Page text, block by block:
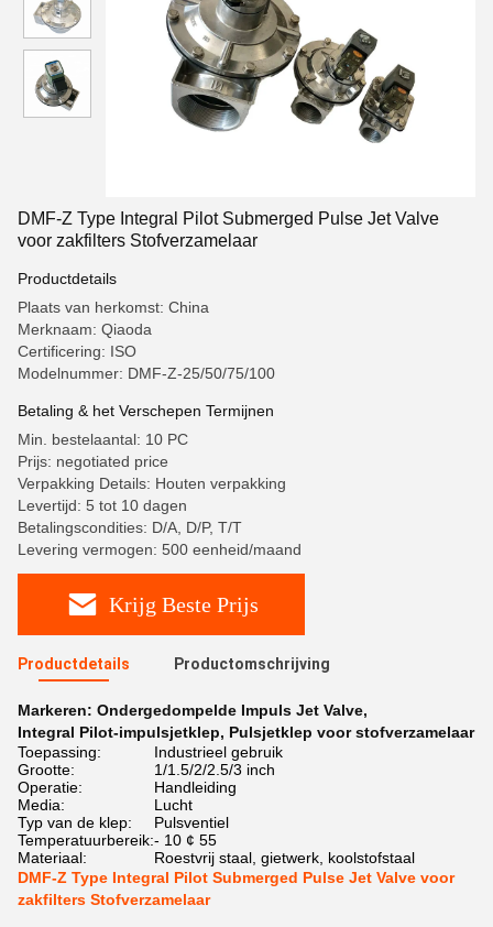
DMF-Z Type Integral Pilot Submerged Pulse Jet Valve
voor zakfilters Stofverzamelaar
Productdetails
Plaats van herkomst: China
Merknaam: Qiaoda
Certificering: ISO
Modelnummer: DMF-Z-25/50/75/100
Betaling & het Verschepen Termijnen
Min. bestelaantal: 10 PC
Prijs: negotiated price
Verpakking Details: Houten verpakking
Levertijd: 5 tot 10 dagen
Betalingscondities: D/A, D/P, T/T
Levering vermogen: 500 eenheid/maand
Krijg Beste Prijs
Productdetails Productomschrijving
Markeren: Ondergedompelde Impuls Jet Valve,
Integral Pilot-impulsjetklep, Pulsjetklep voor stofverzamelaar
Toepassing:
Industrieel gebruik
Grootte:
1/1.5/2/2.5/3 inch
Operatie:
Handleiding
Media:
Lucht
Typ van de klep:
Pulsventiel
Temperatuurbereik:- 10 ¢ 55
Materiaal:
Roestvrij staal, gietwerk, koolstofstaal
DMF-Z Type Integral Pilot Submerged Pulse Jet Valve voor
zakfilters Stofverzamelaar